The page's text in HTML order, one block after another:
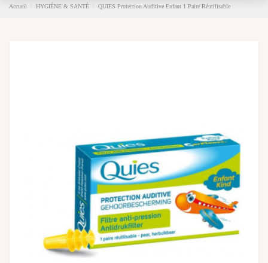
Accueil HYGIÈNE & SANTÉ QUIES Protection Auditive Enfant 1 Paire Réutilisable